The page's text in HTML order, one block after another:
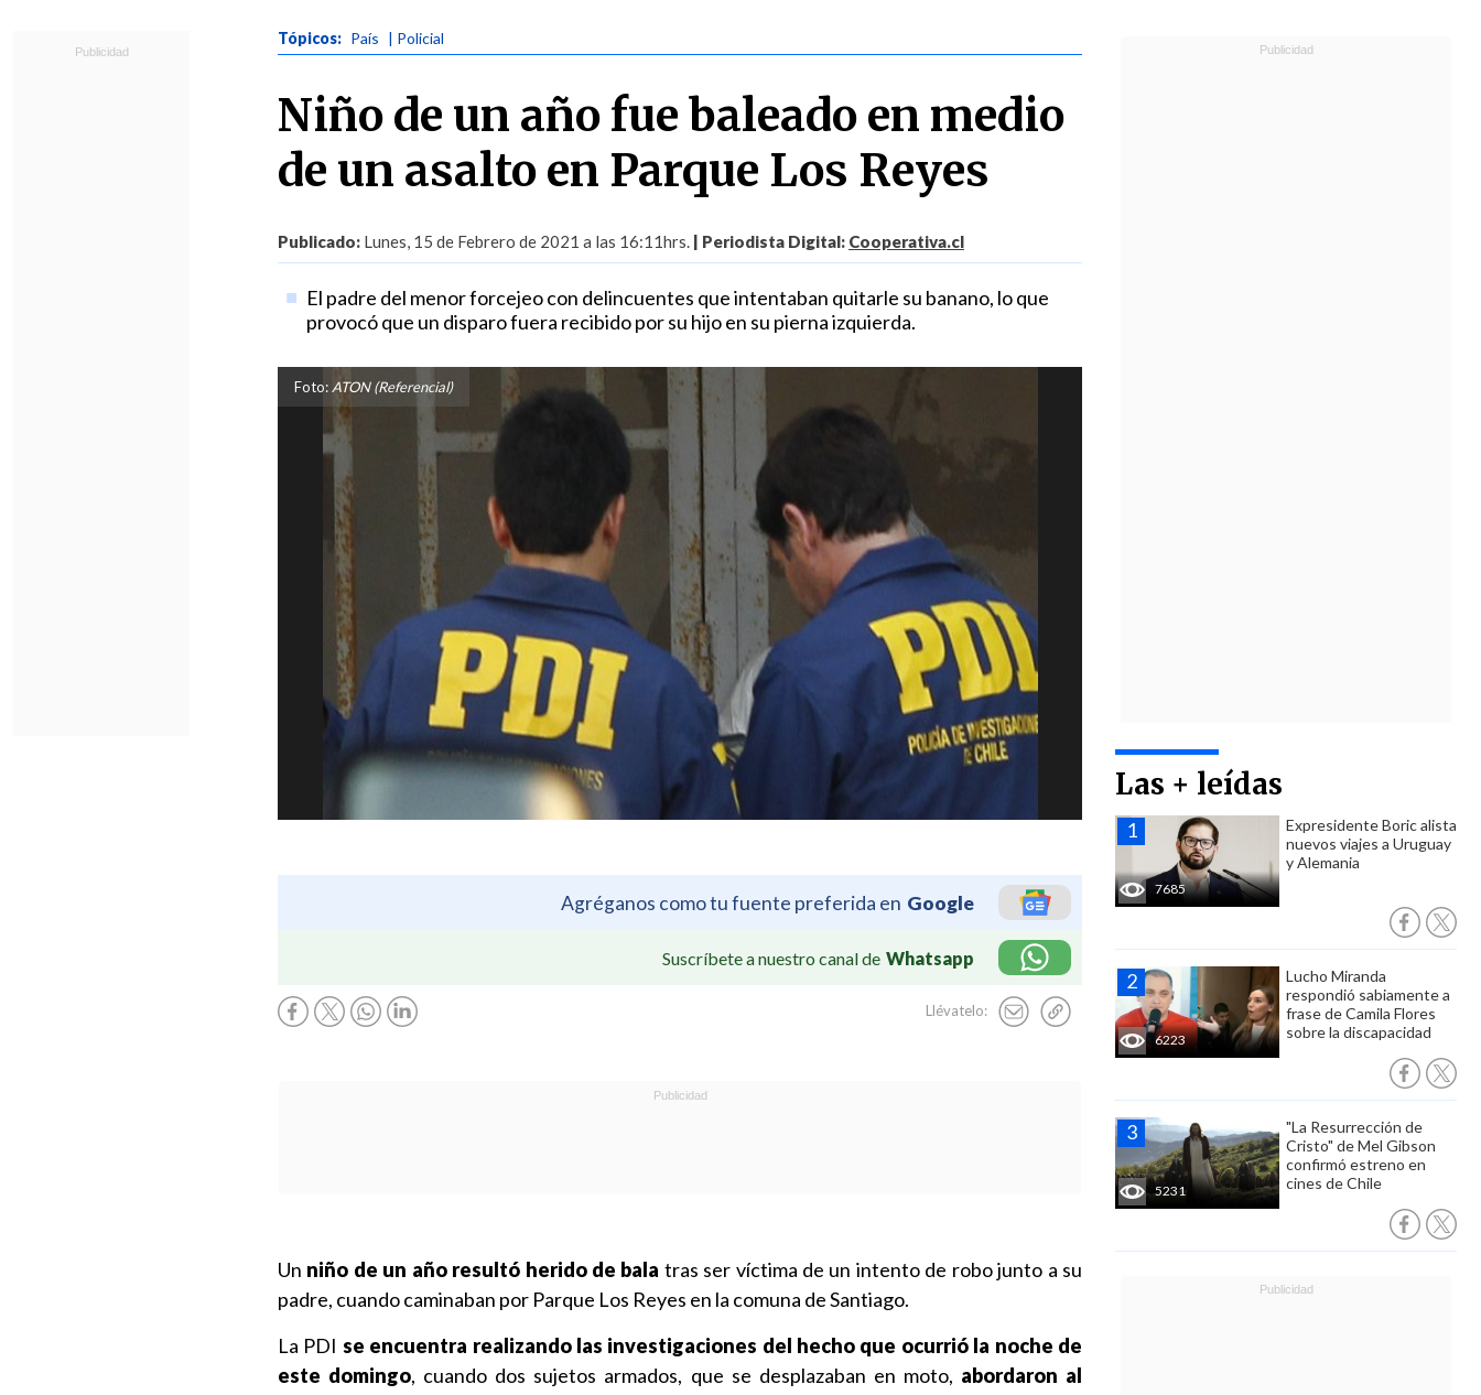
Tópicos: País | Policial
Niño de un año fue baleado en medio
de un asalto en Parque Los Reyes
Publicado: Lunes, 15 de Febrero de 2021 a las 16:11hrs. | Periodista Digital: Cooperativa.cl
El padre del menor forcejeo con delincuentes que intentaban quitarle su banano, lo que
provocó que un disparo fuera recibido por su hijo en su pierna izquierda.
Foto: ATON (Referencial)
Agréganos como tu fuente preferida en Google
Suscríbete a nuestro canal de Whatsapp
Llévatelo:
Las + leídas
7685
Expresidente Boric alista
nuevos viajes a Uruguay
y Alemania
6223
Lucho Miranda
respondió sabiamente a
frase de Camila Flores
sobre la discapacidad
5231
"La Resurrección de
Cristo" de Mel Gibson
confirmó estreno en
cines de Chile
Un niño de un año resultó herido de bala tras ser víctima de un intento de robo junto a su
padre, cuando caminaban por Parque Los Reyes en la comuna de Santiago.
La PDI se encuentra realizando las investigaciones del hecho que ocurrió la noche de
este domingo, cuando dos sujetos armados, que se desplazaban en moto, abordaron al